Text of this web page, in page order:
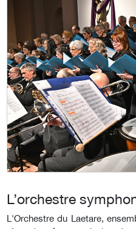
L’orchestre
L'Orchestre du Laetare,